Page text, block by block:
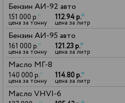
Бензин АИ-92 авто
151 000 р.*
цена за тонну
112.94 р.*
цена за литр
Бензин АИ-95 авто
161 000 р.*
цена за тонну
121.23 р.*
цена за литр
Масло МГ-8
140 000 р.*
цена за тонну
114.80 р.*
цена за литр
Масло VHVI-6